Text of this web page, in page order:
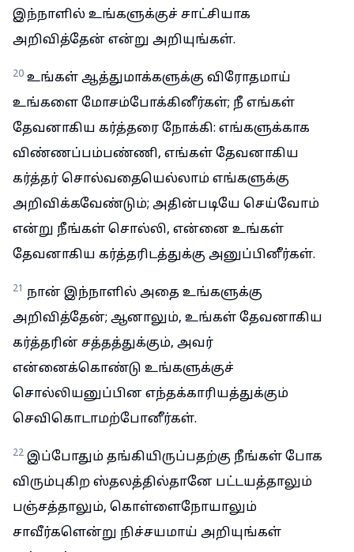
இந்நாளில் உங்களுக்குச் சாட்சியாக
அறிவித்தேன் என்று அறியுங்கள்.
20 உங்கள் ஆத்துமாக்களுக்கு விரோதமாய்
உங்களை மோசம்போக்கினீர்கள்; நீ எங்கள்
தேவனாகிய கர்த்தரை நோக்கி: எங்களுக்காக
விண்ணப்பம்பண்ணி, எங்கள் தேவனாகிய
கர்த்தர் சொல்வதையெல்லாம் எங்களுக்கு
அறிவிக்கவேண்டும்; அதின்படியே செய்வோம்
என்று நீங்கள் சொல்லி, என்னை உங்கள்
தேவனாகிய கர்த்தரிடத்துக்கு அனுப்பினீர்கள்.
21 நான் இந்நாளில் அதை உங்களுக்கு
அறிவித்தேன்; ஆனாலும், உங்கள் தேவனாகிய
கர்த்தரின் சத்தத்துக்கும், அவர்
என்னைக்கொண்டு உங்களுக்குச்
சொல்லியனுப்பின எந்தக்காரியத்துக்கும்
செவிகொடாமற்போனீர்கள்.
22 இப்போதும் தங்கியிருப்பதற்கு நீங்கள் போக
விரும்புகிற ஸ்தலத்தில்தானே பட்டயத்தாலும்
பஞ்சத்தாலும், கொள்ளைநோயாலும்
சாவீர்களென்று நிச்சயமாய் அறியுங்கள்